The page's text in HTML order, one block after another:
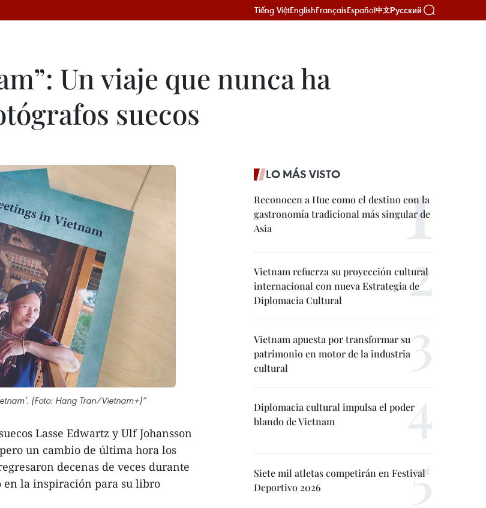
Tiếng ViệtEnglishFrançaisEspañol中文Русский
Un viaje que nunca ha
suecos
(Foto: Hang Tran/Vietnam+)”
Lasse Edwartz y Ulf Johansson
un cambio de última hora los
decenas de veces durante
en la inspiración para su libro
LO MÁS VISTO
Reconocen a Hue como el destino con la
gastronomía tradicional más singular de
Asia
Vietnam refuerza su proyección cultural
internacional con nueva Estrategia de
Diplomacia Cultural
Vietnam apuesta por transformar su
patrimonio en motor de la industria
cultural
Diplomacia cultural impulsa el poder
blando de Vietnam
Siete mil atletas competirán en Festival
Deportivo 2026